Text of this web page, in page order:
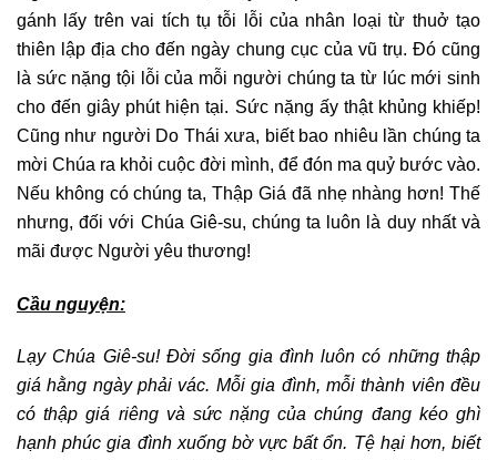
gánh lấy trên vai tích tụ tỗi lỗi của nhân loại từ thuở tạo
thiên lập địa cho đến ngày chung cục của vũ trụ. Đó cũng
là sức nặng tội lỗi của mỗi người chúng ta từ lúc mới sinh
cho đến giây phút hiện tại. Sức nặng ấy thật khủng khiếp!
Cũng như người Do Thái xưa, biết bao nhiêu lần chúng ta
mời Chúa ra khỏi cuộc đời mình, để đón ma quỷ bước vào.
Nếu không có chúng ta, Thập Giá đã nhẹ nhàng hơn! Thế
nhưng, đối với Chúa Giê-su, chúng ta luôn là duy nhất và
mãi được Người yêu thương!
Cầu nguyện:
Lạy Chúa Giê-su! Đời sống gia đình luôn có những thập
giá hằng ngày phải vác. Mỗi gia đình, mỗi thành viên đều
có thập giá riêng và sức nặng của chúng đang kéo ghì
hạnh phúc gia đình xuống bờ vực bất ổn. Tệ hại hơn, biết